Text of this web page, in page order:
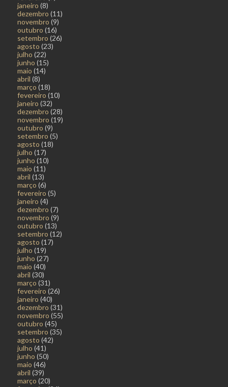
janeiro (8)
dezembro (11)
novembro (9)
outubro (16)
setembro (26)
agosto (23)
julho (22)
junho (15)
maio (14)
abril (8)
março (18)
fevereiro (10)
janeiro (32)
dezembro (28)
novembro (19)
outubro (9)
setembro (5)
agosto (18)
julho (17)
junho (10)
maio (11)
abril (13)
março (6)
fevereiro (5)
janeiro (4)
dezembro (7)
novembro (9)
outubro (13)
setembro (12)
agosto (17)
julho (19)
junho (27)
maio (40)
abril (30)
março (31)
fevereiro (26)
janeiro (40)
dezembro (31)
novembro (55)
outubro (45)
setembro (35)
agosto (42)
julho (41)
junho (50)
maio (46)
abril (39)
março (20)